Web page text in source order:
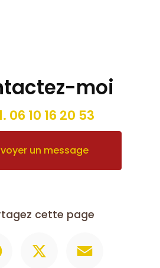
moi
06 10 16 20 53
un message
cette page